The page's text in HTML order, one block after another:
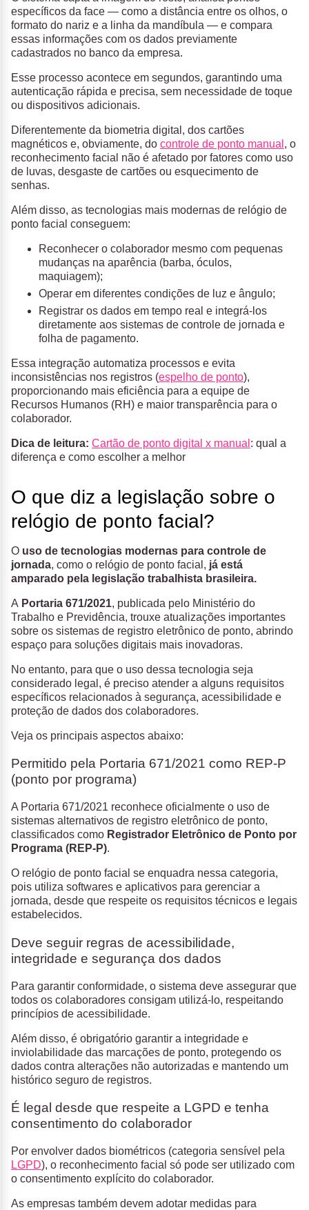
específicos da face — como a distância entre os olhos, o
formato do nariz e a linha da mandíbula — e compara
essas informações com os dados previamente
cadastrados no banco da empresa.
Esse processo acontece em segundos, garantindo uma
autenticação rápida e precisa, sem necessidade de toque
ou dispositivos adicionais.
Diferentemente da biometria digital, dos cartões
magnéticos e, obviamente, do controle de ponto manual , o
reconhecimento facial não é afetado por fatores como uso
de luvas, desgaste de cartões ou esquecimento de
senhas.
Além disso, as tecnologias mais modernas de relógio de
ponto facial conseguem:
Reconhecer o colaborador mesmo com pequenas
mudanças na aparência (barba, óculos,
maquiagem);
Operar em diferentes condições de luz e ângulo;
Registrar os dados em tempo real e integrá-los
diretamente aos sistemas de controle de jornada e
folha de pagamento.
Essa integração automatiza processos e evita
inconsistências nos registros (espelho de ponto),
proporcionando mais eficiência para a equipe de
Recursos Humanos (RH) e maior transparência para o
colaborador.
Dica de leitura: Cartão de ponto digital x manual : qual a
diferença e como escolher a melhor
O que diz a legislação sobre o
relógio de ponto facial?
O uso de tecnologias modernas para controle de
jornada, como o relógio de ponto facial, já está
amparado pela legislação trabalhista brasileira.
A Portaria 671/2021, publicada pelo Ministério do
Trabalho e Previdência, trouxe atualizações importantes
sobre os sistemas de registro eletrônico de ponto, abrindo
espaço para soluções digitais mais inovadoras.
No entanto, para que o uso dessa tecnologia seja
considerado legal, é preciso atender a alguns requisitos
específicos relacionados à segurança, acessibilidade e
proteção de dados dos colaboradores.
Veja os principais aspectos abaixo:
Permitido pela Portaria 671/2021 como REP-P
(ponto por programa)
A Portaria 671/2021 reconhece oficialmente o uso de
sistemas alternativos de registro eletrônico de ponto,
classificados como Registrador Eletrônico de Ponto por
Programa (REP-P).
O relógio de ponto facial se enquadra nessa categoria,
pois utiliza softwares e aplicativos para gerenciar a
jornada, desde que respeite os requisitos técnicos e legais
estabelecidos.
Deve seguir regras de acessibilidade,
integridade e segurança dos dados
Para garantir conformidade, o sistema deve assegurar que
todos os colaboradores consigam utilizá-lo, respeitando
princípios de acessibilidade.
Além disso, é obrigatório garantir a integridade e
inviolabilidade das marcações de ponto, protegendo os
dados contra alterações não autorizadas e mantendo um
histórico seguro de registros.
É legal desde que respeite a LGPD e tenha
consentimento do colaborador
Por envolver dados biométricos (categoria sensível pela
LGPD), o reconhecimento facial só pode ser utilizado com
o consentimento explícito do colaborador.
As empresas também devem adotar medidas para